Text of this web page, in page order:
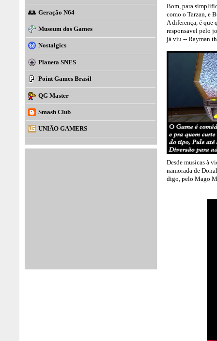
Bom, para
como o Tarzan, e
A diferença, é que
responsavel pelo
já viu -- Rayman
Desde musicas à
namorada de
digo, pelo Mago
Geração N64
Museum dos Games
Nostalgics
Planeta SNES
Point Games Brasil
QG Master
Smash Club
UNIÃO GAMERS